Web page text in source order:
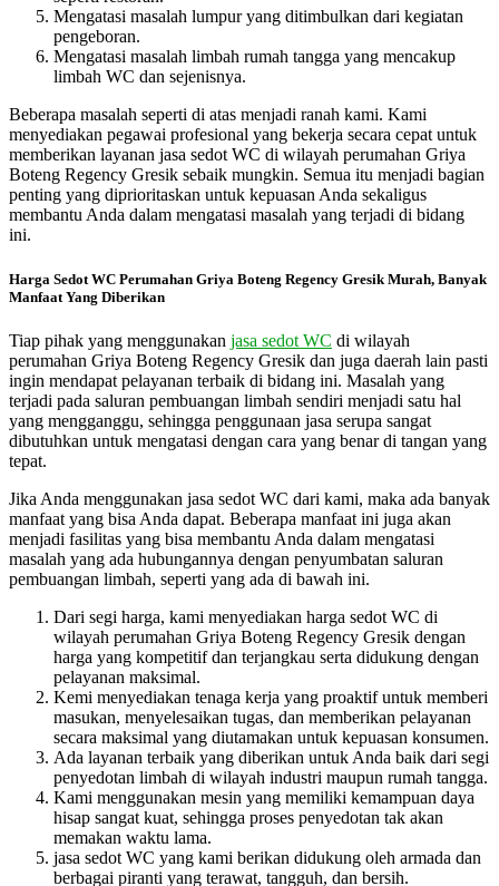
Mengatasi masalah lumpur yang ditimbulkan dari kegiatan
pengeboran.
Mengatasi masalah limbah rumah tangga yang mencakup
limbah WC dan sejenisnya.
Beberapa masalah seperti di atas menjadi ranah kami. Kami
menyediakan pegawai profesional yang bekerja secara cepat untuk
memberikan layanan jasa sedot WC di wilayah perumahan Griya
Boteng Regency Gresik sebaik mungkin. Semua itu menjadi bagian
penting yang diprioritaskan untuk kepuasan Anda sekaligus
membantu Anda dalam mengatasi masalah yang terjadi di bidang
ini.
Harga Sedot WC Perumahan Griya Boteng Regency Gresik Murah, Banyak
Manfaat Yang Diberikan
Tiap pihak yang menggunakan jasa sedot WC di wilayah
perumahan Griya Boteng Regency Gresik dan juga daerah lain pasti
ingin mendapat pelayanan terbaik di bidang ini. Masalah yang
terjadi pada saluran pembuangan limbah sendiri menjadi satu hal
yang mengganggu, sehingga penggunaan jasa serupa sangat
dibutuhkan untuk mengatasi dengan cara yang benar di tangan yang
tepat.
Jika Anda menggunakan jasa sedot WC dari kami, maka ada banyak
manfaat yang bisa Anda dapat. Beberapa manfaat ini juga akan
menjadi fasilitas yang bisa membantu Anda dalam mengatasi
masalah yang ada hubungannya dengan penyumbatan saluran
pembuangan limbah, seperti yang ada di bawah ini.
Dari segi harga, kami menyediakan harga sedot WC di
wilayah perumahan Griya Boteng Regency Gresik dengan
harga yang kompetitif dan terjangkau serta didukung dengan
pelayanan maksimal.
Kemi menyediakan tenaga kerja yang proaktif untuk memberi
masukan, menyelesaikan tugas, dan memberikan pelayanan
secara maksimal yang diutamakan untuk kepuasan konsumen.
Ada layanan terbaik yang diberikan untuk Anda baik dari segi
penyedotan limbah di wilayah industri maupun rumah tangga.
Kami menggunakan mesin yang memiliki kemampuan daya
hisap sangat kuat, sehingga proses penyedotan tak akan
memakan waktu lama.
jasa sedot WC yang kami berikan didukung oleh armada dan
berbagai piranti yang terawat, tangguh, dan bersih.